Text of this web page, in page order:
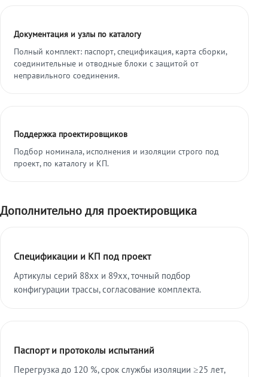
Документация и узлы по каталогу
Полный комплект: паспорт, спецификация, карта сборки,
соединительные и отводные блоки с защитой от
неправильного соединения.
Поддержка проектировщиков
Подбор номинала, исполнения и изоляции строго под
проект, по каталогу и КП.
Дополнительно для проектировщика
Спецификации и КП под проект
Артикулы серий 88xx и 89xx, точный подбор
конфигурации трассы, согласование комплекта.
Паспорт и протоколы испытаний
Перегрузка до 120 %, срок службы изоляции ≥25 лет,